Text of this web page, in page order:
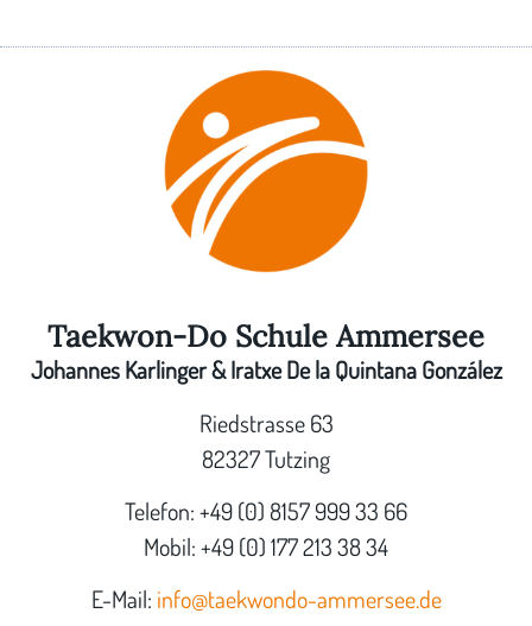
Taekwon-Do Schule Ammersee
Johannes Karlinger & Iratxe De la Quintana González
Riedstrasse 63
82327 Tutzing
Telefon: +49 (0) 8157 999 33 66
Mobil: +49 (0) 177 213 38 34
E-Mail: info@taekwondo-ammersee.de